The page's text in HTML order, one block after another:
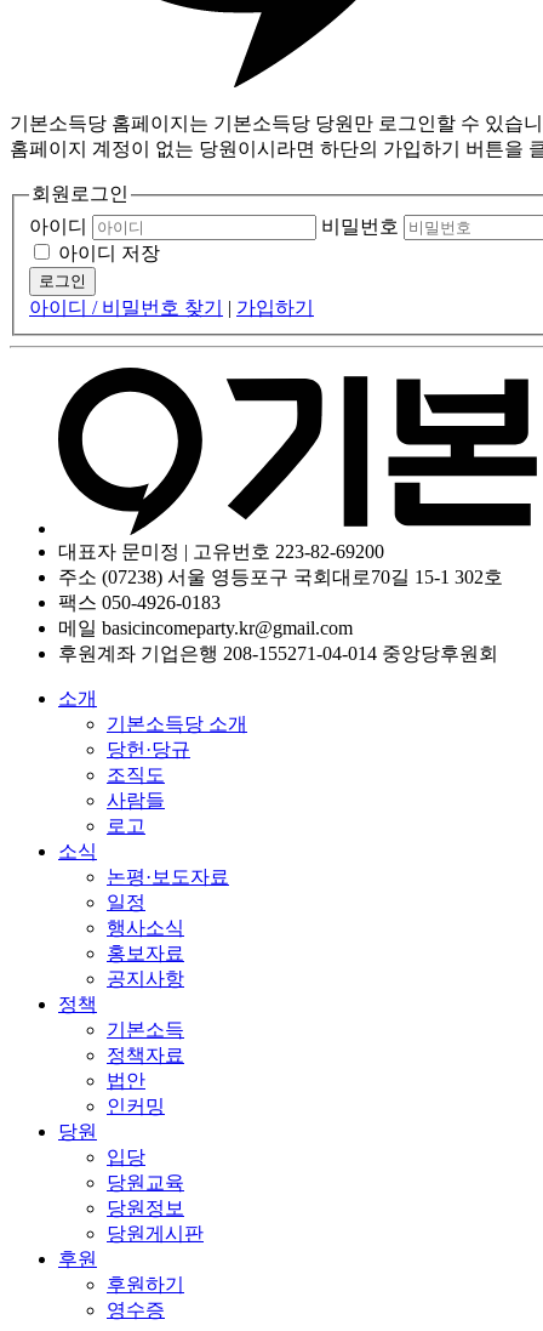
기본소득당 홈페이지는 기본소득당 당원만 로그인할 수 있습
홈페이지 계정이 없는 당원이시라면 하단의 가입하기 버튼을
회원로그인
아이디
비밀번호
아이디 저장
로그인
아이디 / 비밀번호 찾기 | 가입하기
대표자 문미정 | 고유번호 223-82-69200
주소 (07238) 서울 영등포구 국회대로70길 15-1 302호
팩스 050-4926-0183
메일 basicincomeparty.kr@gmail.com
후원계좌 기업은행 208-155271-04-014 중앙당후원회
소개
기본소득당 소개
당헌·당규
조직도
사람들
로고
소식
논평·보도자료
일정
행사소식
홍보자료
공지사항
정책
기본소득
정책자료
법안
인커밍
당원
입당
당원교육
당원정보
당원게시판
후원
후원하기
영수증